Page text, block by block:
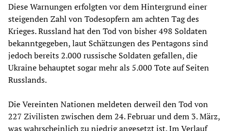
Diese Warnungen erfolgten vor dem Hintergrund einer
steigenden Zahl von Todesopfern am achten Tag des
Krieges. Russland hat den Tod von bisher 498 Soldaten
bekanntgegeben, laut Schätzungen des Pentagons sind
jedoch bereits 2.000 russische Soldaten gefallen, die
Ukraine behauptet sogar mehr als 5.000 Tote auf Seiten
Russlands.
Die Vereinten Nationen meldeten derweil den Tod von
227 Zivilisten zwischen dem 24. Februar und dem 3. März,
was wahrscheinlich zu niedrig angesetzt ist. Im Verlauf